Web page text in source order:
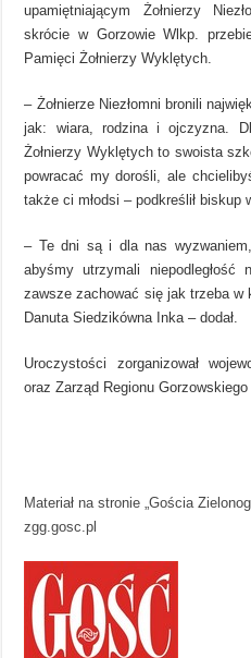
upamiętniającym Żołnierzy
skrócie w Gorzowie Wlkp.
Pamięci Żołnierzy Wyklętych.
– Żołnierze Niezłomni bronili
jak: wiara, rodzina i ojczyzna.
Żołnierzy Wyklętych to swoista
powracać my dorośli, ale
także ci młodsi – podkreślił biskup
– Te dni są i dla nas
abyśmy utrzymali
zawsze zachować się jak trzeba w
Danuta Siedzikówna Inka – dodał.
Uroczystości zorganizował
oraz Zarząd Regionu Gorzowskiego
Materiał na stronie „Gościa
zgg.gosc.pl